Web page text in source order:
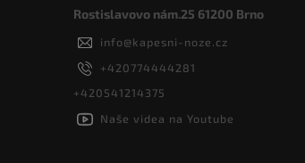
Rostislavovo nám.25 61200 Brno
info@kapesni-noze.cz
+420774444281
+420541214375
Naše videa na Youtube